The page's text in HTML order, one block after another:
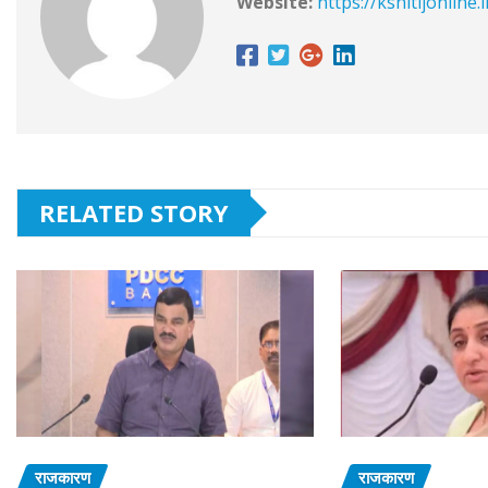
RELATED STORY
राजकारण राजकारण